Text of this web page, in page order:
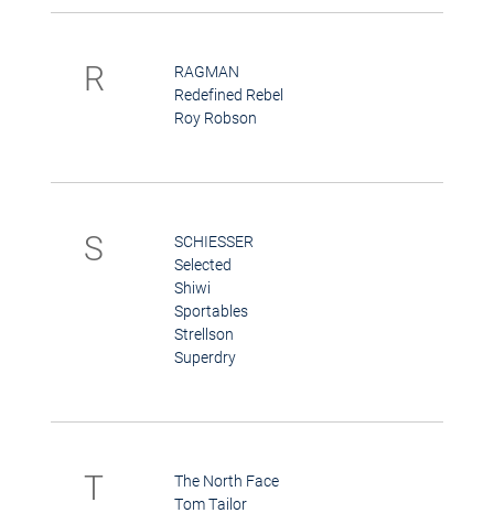
R
RAGMAN
Redefined Rebel
Roy Robson
S
SCHIESSER
Selected
Shiwi
Sportables
Strellson
Superdry
T
The North Face
Tom Tailor